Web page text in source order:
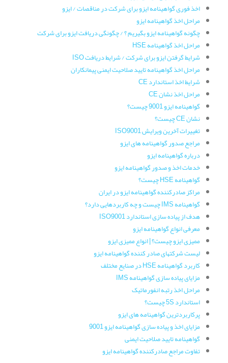
اخذ فوری گواهینامه ایزو برای شرکت در مناقصات / ایزو
مراحل اخذ گواهینامه ایزو
چگونه گواهینامه ایزو بگیریم ؟ / چگونگی دریافت ایزو برای شرکت
مراحل اخذ گواهینامه HSE
شرایط گرفتن ایزو برای شرکت / شرایط دریافت ISO
مراحل اخذ گواهینامه تایید صلاحیت ایمنی پیمانکاران
شرایط اخذ استاندارد CE
مراحل اخذ نشان CE
گواهینامه ایزو 9001 چیست؟
نشان CE چیست؟
تغییرات آخرین ویرایش ISO9001
مراجع صدور گواهینامه های ایزو
درباره گواهینامه ایزو
خدمات اخذ و صدور گواهینامه ایزو
گواهینامه HSE چیست؟
مراکز صادرکننده گواهینامه ایزو در ایران
گواهینامه IMS چیست و چه کاربردهایی دارد؟
هدف از پیاده سازی استاندارد ISO9001
معرفی انواع گواهینامه ایزو
ممیزی ایزو چیست؟ | انواع ممیزی ایزو
لیست شرکتهای صادر کننده گواهینامه ایزو
کاربرد گواهینامه HSE در صنایع مختلف
مزایای پیاده سازی گواهینامه IMS
مراحل اخذ رتبه انفورماتیک
استاندارد 5S چیست؟
پرکاربردترین گواهینامه های ایزو
مزایای اخذ و پیاده سازی گواهینامه ایزو 9001
گواهینامه تایید صلاحیت ایمنی
تفاوت مراجع صادرکننده گواهینامه ایزو